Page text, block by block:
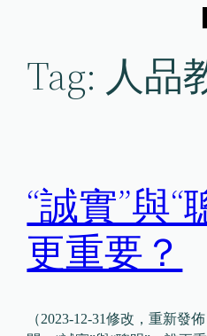
Tag: 人品
“誠實”與“
更重要？
（2023-12-31修改，重新發